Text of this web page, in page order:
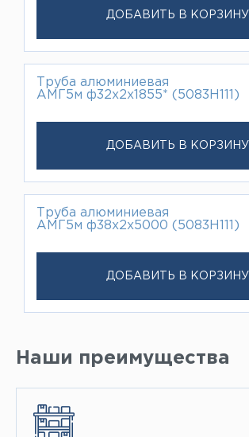
ДОБАВИТЬ В КОРЗИНУ
Труба алюминиевая
АМГ5м ф32х2х1855* (5083H111)
ДОБАВИТЬ В КОРЗИНУ
Труба алюминиевая
АМГ5м ф38х2х5000 (5083H111)
ДОБАВИТЬ В КОРЗИНУ
Наши преимущества